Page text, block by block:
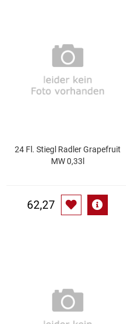
Gemüsekonserven
Geschirrreiniger
Gläser
Haushaltshelfer
24 Fl. Stiegl Radler Grapefruit
MW 0,33l
62,27